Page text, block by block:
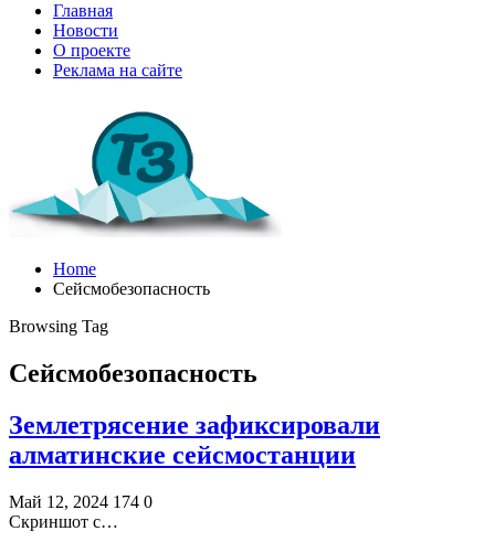
Главная
Новости
О проекте
Реклама на сайте
Home
Сейсмобезопасность
Browsing Tag
Сейсмобезопасность
Землетрясение зафиксировали
алматинские сейсмостанции
Май 12, 2024 174 0
Скриншот с…